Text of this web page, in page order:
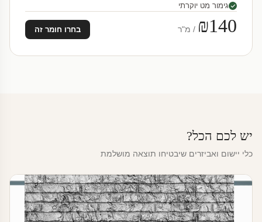
גימור מט יוקרתי
₪140 / מ"ר בחרו חומר זה
יש לכם הכל?
כלי יישום ואביזרים שיבטיחו תוצאה מושלמת